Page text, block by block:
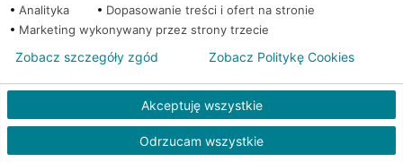
Przejdź do pytania
Twoim doradcą w wybranym terminie. Zrób to:
kontaktu w prawym górnym rogu, a następnie w przycisk
Umów nowe spotkanie –zobacz jak to zrobić
serwisie CA24 eBank- po zalogowaniu wybierz
opcję Umów spotkanie w górnym menu.
Jeślinie jesteś jeszcze naszym klientemlubnie korzystasz
Większość naszych oddziałów czynna jest w
godzinach. Dokładne godziny pracy uzależnione są od
Aby sprawdzić godziny pracy oddziałów, zapraszamy na
stronęPlacówki i bankomaty, na której znajduje się
wygodna wyszukiwarka. Skorzystaj z filtra "Czynne" i
wybierz interesującą Cię godzinę.
W jakich godzinach czynne są oddziały
banku Credit Agricole?
Oddziały banku Credit Agricole czynne są w
standardowych, szeroko stosowanych godzinach pracy
Zobacz wszystkie pytania
Analityka
Dopasowanie treści i ofert na stronie
Marketing wykonywany przez strony trzecie
Akceptuję wszystkie
Odrzucam wszystkie
Zobacz szczegóły zgód Zobacz Politykę Cookies